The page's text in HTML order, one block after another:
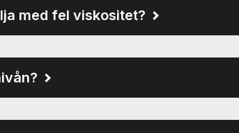
med fel viskositet?